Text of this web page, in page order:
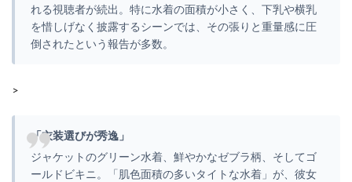
れる視聴者が続出。特に水着の面積が小さく、下乳や横乳
を惜しげなく披露するシーンでは、その張りと重量感に圧
倒されたという報告が多数。
>
「衣装選びが秀逸」
ジャケットのグリーン水着、鮮やかなゼブラ柄、そしてゴ
ールドビキニ。「肌色面積の多いタイトな水着」が、彼女